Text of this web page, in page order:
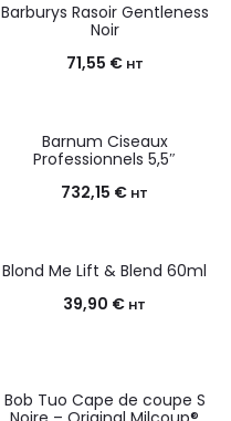
Barburys Rasoir Gentleness
Noir
71,55 € HT
Barnum Ciseaux
Professionnels 5,5″
732,15 € HT
Blond Me Lift & Blend 60ml
39,90 € HT
Bob Tuo Cape de coupe S